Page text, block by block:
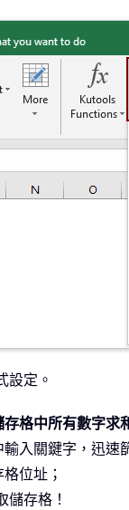
設定。
存格中所有數字求
入關鍵字，迅速
位址；
儲存格！